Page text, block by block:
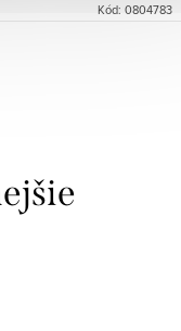
Kód: 0804783